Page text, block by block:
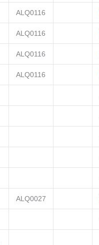
ALQ0116
ALQ0116
ALQ0116
ALQ0116
ALQ0027